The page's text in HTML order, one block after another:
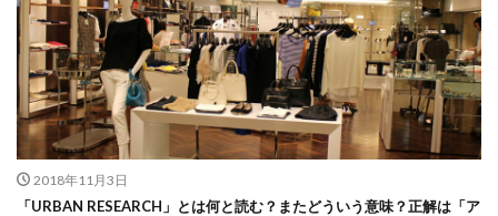
2018年11月3日
「URBAN RESEARCH」とは何と読む？またどういう意味？正解は「ア